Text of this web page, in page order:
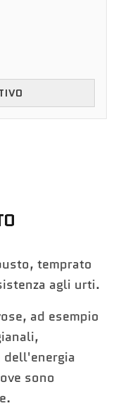
temprato
agli urti.
ad esempio
sono